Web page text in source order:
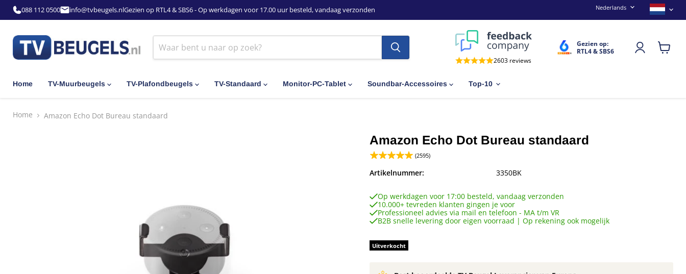
088 112 0500 info@tvbeugels.nlGezien op RTL4 & SBS6 - Op werkdagen voor 17.00 uur besteld, vandaag verzonden Taal
Nederlands Land
2603 reviews
Gezien op:
RTL4 & SBS6
Home TV-Muurbeugels TV-Plafondbeugels TV-Standaard Monitor-PC-Tablet Soundbar-Accessoires Top-10
Home Amazon Echo Dot Bureau standaard
Amazon Echo Dot Bureau standaard
(2595)
Artikelnummer: 3350BK
Op werkdagen voor 17:00 besteld, vandaag verzonden
10.000+ tevreden klanten gingen je voor
Professioneel advies via mail en telefoon - MA t/m VR
B2B snelle levering door eigen voorraad | Op rekening ook mogelijk
Uitverkocht